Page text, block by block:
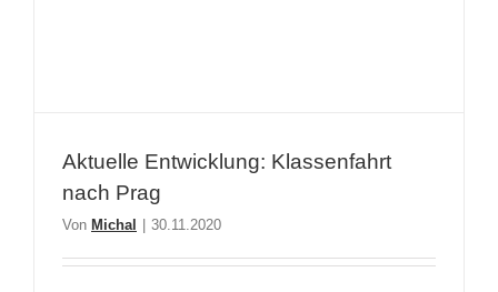
Aktuelle Entwicklung: Klassenfahrt
nach Prag
Von Michal 30.11.2020